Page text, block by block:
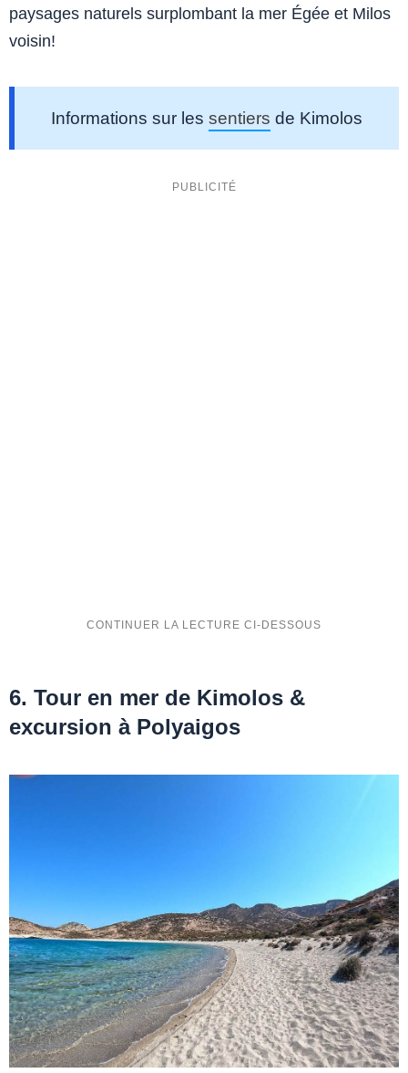
paysages naturels surplombant la mer Égée et Milos
voisin!
Informations sur les sentiers de Kimolos
6. Tour en mer de Kimolos &
excursion à Polyaigos